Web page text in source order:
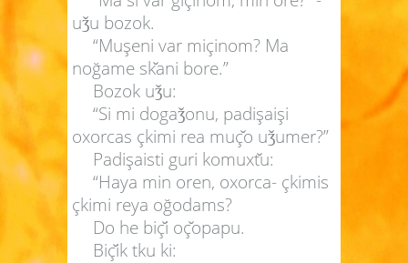
uǯu bozok.
“Muşeni var miçinom? Ma
noğame skani bore.”
Bozok uǯu:
“Si mi dogaǯonu, padişaişi
oxorcas çkimi rea muço uǯumer?”
Padişaisti guri komuxtu:
“Haya min oren, oxorca- çkimis
çkimi reya oğodams?
Do he biçi oçopapu.
Biçik tku ki: